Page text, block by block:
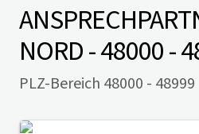
NORD - 48000 -
PLZ-Bereich 48000 - 48999